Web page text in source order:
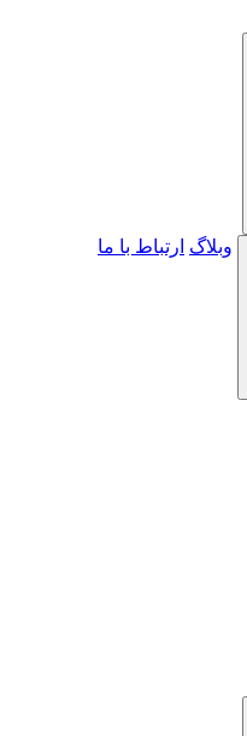
وبلاگ ارتباط با ما